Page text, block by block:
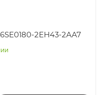
2EH43-2AA7